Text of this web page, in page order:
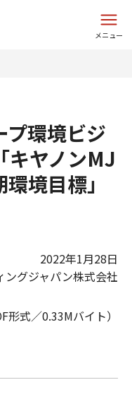
メニュー
プ環境ビジ
キヤノンMJ
境目標」
2022年1月28日
ングジャパン株式会社
形式／0.33Mバイト）